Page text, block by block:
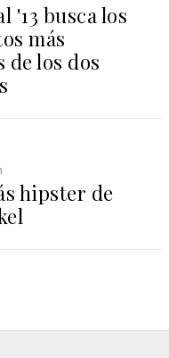
'13 busca los
más
de los dos
hipster de